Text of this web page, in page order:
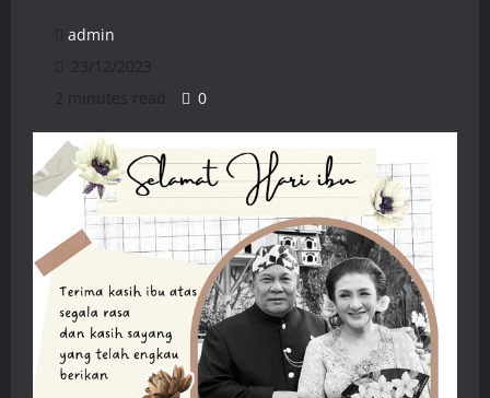
admin
23/12/2023
2 minutes read
0